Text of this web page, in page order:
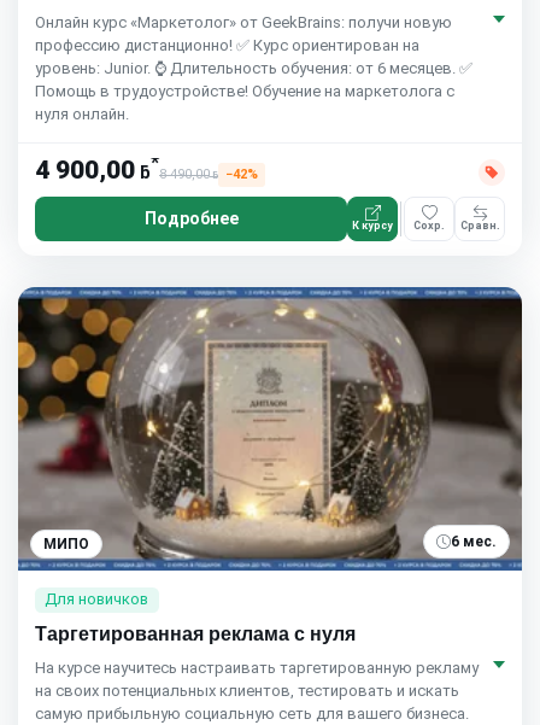
Онлайн курс «Маркетолог» от GeekBrains: получи новую
профессию дистанционно! ✅ Курс ориентирован на
уровень: Junior. ⌚ Длительность обучения: от 6 месяцев. ✅
Помощь в трудоустройстве! Обучение на маркетолога с
нуля онлайн.
4 900,00 ƃ*
8 490,00ƃ −42%
Подробнее К курсу Сохр. Сравн.
МИПО 6 мес.
Для новичков
Таргетированная реклама с нуля
На курсе научитесь настраивать таргетированную рекламу
на своих потенциальных клиентов, тестировать и искать
самую прибыльную социальную сеть для вашего бизнеса.